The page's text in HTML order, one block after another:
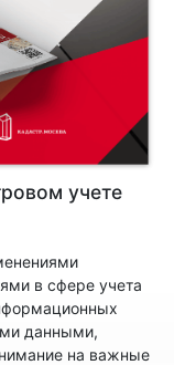
учете
в сфере учета
данными,
на важные